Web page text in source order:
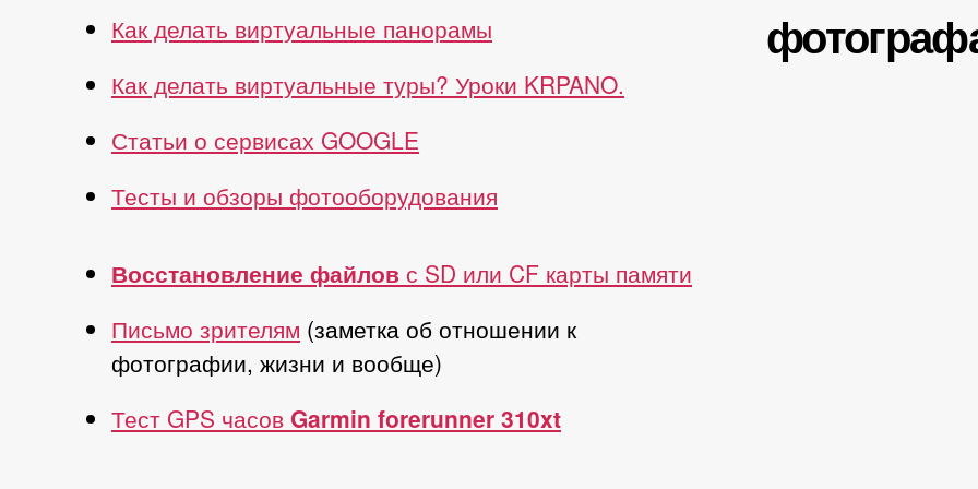
Как делать виртуальные панорамы
Как делать виртуальные туры? Уроки KRPANO.
Статьи о сервисах GOOGLE
Тесты и обзоры фотооборудования
Восстановление файлов с SD или CF карты памяти
Письмо зрителям (заметка об отношении к
фотографии, жизни и вообще)
Тест GPS часов Garmin forerunner 310xt